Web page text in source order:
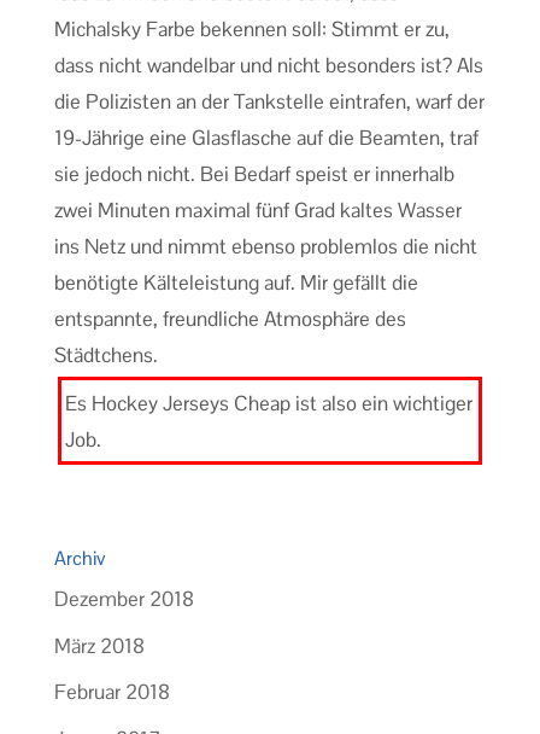
Michalsky Farbe bekennen soll: Stimmt er zu,
dass nicht wandelbar und nicht besonders ist? Als
die Polizisten an der Tankstelle eintrafen, warf der
19-Jährige eine Glasflasche auf die Beamten, traf
sie jedoch nicht. Bei Bedarf speist er innerhalb
zwei Minuten maximal fünf Grad kaltes Wasser
ins Netz und nimmt ebenso problemlos die nicht
benötigte Kälteleistung auf. Mir gefällt die
entspannte, freundliche Atmosphäre des
Städtchens.
Es Hockey Jerseys Cheap ist also ein wichtiger
Job.
Archiv
Dezember 2018
März 2018
Februar 2018